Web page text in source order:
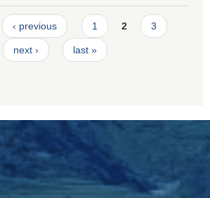
‹ previous 1 2 3
next › last »